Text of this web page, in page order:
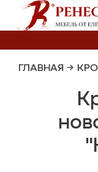
ГЛАВНАЯ →